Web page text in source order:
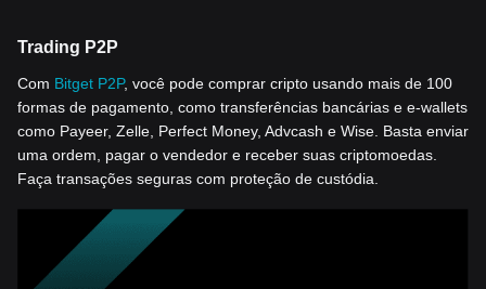
Trading P2P
Com Bitget P2P, você pode comprar cripto usando mais de 100
formas de pagamento, como transferências bancárias e e-wallets
como Payeer, Zelle, Perfect Money, Advcash e Wise. Basta enviar
uma ordem, pagar o vendedor e receber suas criptomoedas.
Faça transações seguras com proteção de custódia.